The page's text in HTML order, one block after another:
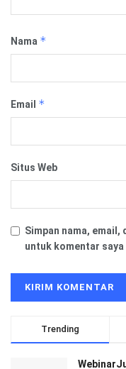
Nama *
Email *
Situs Web
Simpan nama, email,
untuk komentar
Trending